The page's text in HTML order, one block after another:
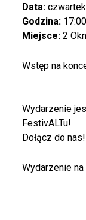
Data: czwartek
Godzina:
Miejsce:2
Wstęp na
Wydarzenie
FestivALTu!
Dołącz do nas!
Wydarzenie na